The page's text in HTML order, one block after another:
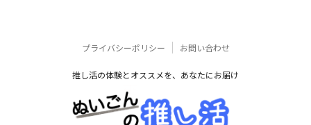
プライバシーポリシー お問い合わせ
推し活の体験とオススメを、あなたにお届け